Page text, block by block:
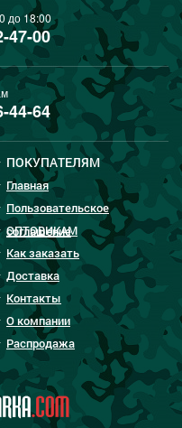
до 18:00
47-00
44-64
ПОКУПАТЕЛЯМ
Главная
Пользовательское
соглашение
ОПТОВИКАМ
Как заказать
Доставка
Контакты
О компании
Распродажа